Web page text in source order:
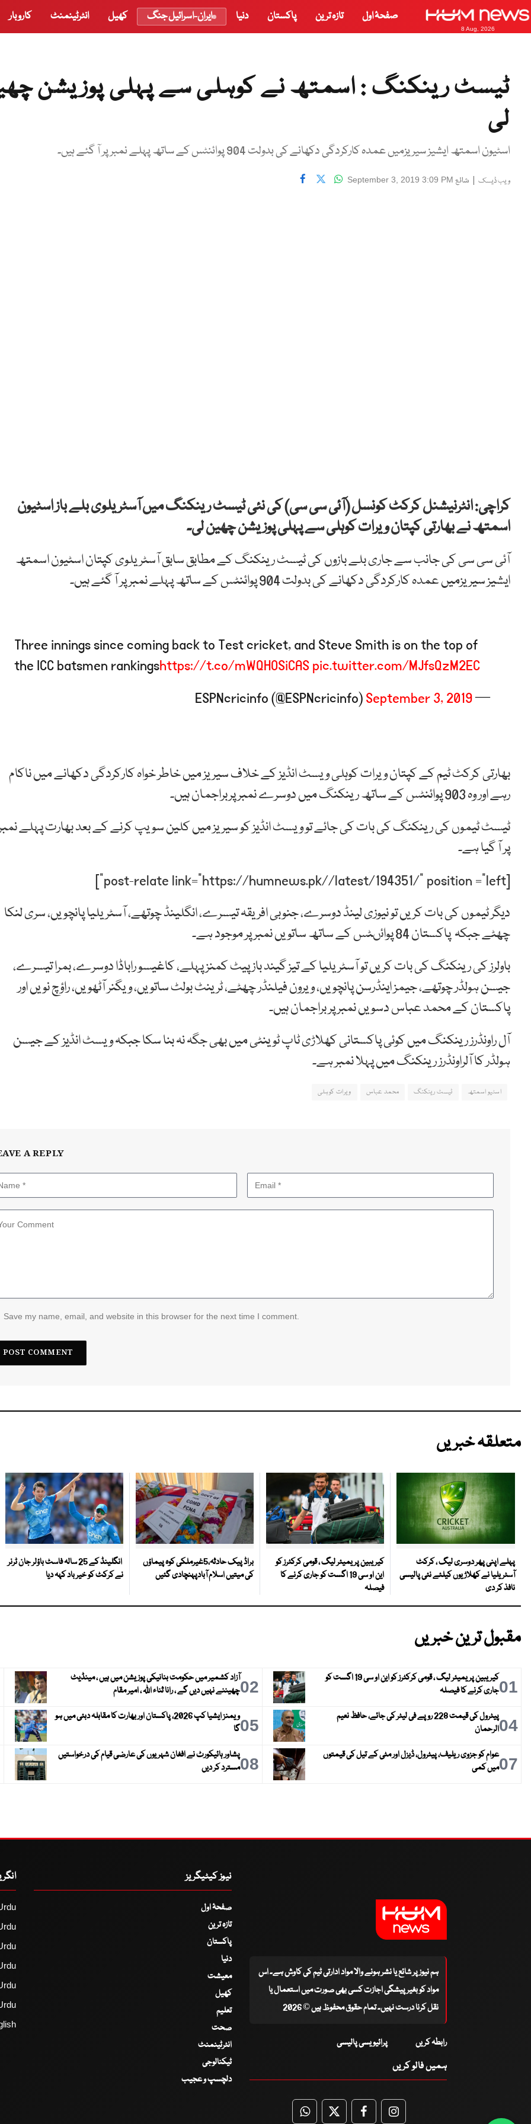
8 Aug, 2026
صفحۂ اول تازہ ترین پاکستان دنیا ایران-اسرائیل جنگ کھیل انٹرٹینمنٹ کاروبار
ٹیسٹ رینکنگ : اسمتھ نے کوہلی سے پہلی پوزیشن
لی
اسٹیون اسمتھ ایشیز سیریزمیں عمدہ کارکردگی دکھانے کی بدولت 904 پوائنٹس کے ساتھ پہلے نمبر پر آ گئے ہیں۔
ویب ڈیسک | شائع September 3, 2019 3:09 PM
کراچی: انٹرنیشنل کرکٹ کونسل (آئی سی سی) کی نئی ٹیسٹ رینکنگ میں آسٹریلوی بلے باز اسٹیون
اسمتھ نے بھارتی کپتان ویرات کوہلی سے پہلی پوزیشن چھین لی۔
آئی سی سی کی جانب سے جاری بلے بازوں کی ٹیسٹ رینکنگ کے مطابق سابق آسٹریلوی کپتان اسٹیون اسمتھ
ایشیز سیریزمیں عمدہ کارکردگی دکھانے کی بدولت 904 پوائنٹس کے ساتھ پہلے نمبر پر آ گئے ہیں۔
Three innings since coming back to Test cricket, and Steve Smith is on the top of
the ICC batsmen rankingshttps://t.co/mWQHOSiCASpic.twitter.com/MJfsQzM2EC
— ESPNcricinfo (@ESPNcricinfo)
September 3, 2019
بھارتی کرکٹ ٹیم کے کپتان ویرات کوہلی ویسٹ انڈیز کے خلاف سیریز میں خاطر خواہ کارکردگی دکھانے میں ناکام
رہے اور وہ 903 پوائنٹس کے ساتھ رینکنگ میں دوسرے نمبر پربراجمان ہیں۔
ٹیسٹ ٹیموں کی رینکنگ کی بات کی جائے تو ویسٹ انڈیز کو سیریز میں کلین سویپ کرنے کے بعد بھارت پہلے
پر آ گیا ہے۔
[post-relate link=”https://humnews.pk//latest/194351/” position =”left”]
دیگر ٹیموں کی بات کریں تو نیوزی لینڈ دوسرے، جنوبی افریقہ تیسرے، انگلینڈ چوتھے، آسٹریلیا پانچویں، سری لنکا
چھٹے جبکہ پاکستان 84 پوائںٹس کے ساتھ ساتویں نمبر پر موجود ہے۔
باولرز کی رینکنگ کی بات کریں تو آسٹریلیا کے تیز گیند باز پیٹ کمنز پہلے، کاغیسو راباڈا دوسرے، بمرا تیسرے،
جیسن ہولڈر چوتھے، جیمز اینڈرسن پانچویں، ویرون فیلنڈر چھٹے، ٹرینٹ بولٹ ساتویں، ویگنر آٹھویں، راؤچ نویں اور
پاکستان کے محمد عباس دسویں نمبر پر براجمان ہیں۔
آل راونڈرز رینکنگ میں کوئی پاکستانی کھلاڑی ٹاپ ٹوینٹی میں بھی جگہ نہ بنا سکا جبکہ ویسٹ انڈیز کے جیسن
ہولڈر کا آلراونڈرز رینکنگ میں پہلا نمبر ہے۔
اسٹیو اسمتھ ٹیسٹ رینکنگ محمد عباس ویرات کوہلی
A REPLY
Save my name, email, and website in this browser for the next time I comment.
متعلقہ خبریں
پہلے اپنی پھر دوسری لیگ ، کرکٹ
آسٹریلیا نے کھلاڑیوں کیلئے نئی پالیسی
نافذ کر دی
کیریبین پریمیئر لیگ ، قومی کرکٹرز کو
این او سی 19 اگست کو جاری کرنے کا
فیصلہ
براڈ پیک حادثہ،5غیرملکی کوہ پیماؤں
کی میتیں اسلام آبادپہنچادی گئیں
انگلینڈ کے 25 سالہ فاسٹ باؤلر جان ٹرنر
نے کرکٹ کو خیر باد کہہ دیا
مقبول ترین خبریں
01
کیریبین پریمیئر لیگ ، قومی کرکٹرز کو این او سی 19 اگست کو
جاری کرنے کا فیصلہ
02آزاد کشمیر میں حکومت بنانیکی پوزیشن میں ہیں ، مینڈیٹ
چھیننے نہیں دیں گے ، رانا ثناء اللہ ، امیر مقام
04
پیٹرول کی قیمت 228 روپے فی لیٹر کی جائے، حافظ نعیم
الرحمان
05
ویمنز ایشیا کپ 2026، پاکستان اور بھارت کا مقابلہ دبئی میں ہو
گا
07عوام کو جزوی ریلیف، پیٹرول، ڈیزل اور مٹی کے تیل کی قیمتوں
میں کمی
08پشاور ہائیکورٹ نے افغان شہریوں کی عارضی قیام کی درخواستیں
مسترد کر دیں
ہم نیوز پر شائع یا نشر ہونے والا مواد ادارتی ٹیم کی کاوش ہے۔ اس
مواد کو بغیر پیشگی اجازت کسی بھی صورت میں استعمال یا
نقل کرنا درست نہیں۔ تمام حقوق محفوظ ہیں © 2026
رابطہ کریں پرائیویسی پالیسی
ہمیں فالو کریں
WhatsApp
TwitterFacebookFacebook
نیوز کیٹیگریز
صفحۂ اول
تازہ ترین
پاکستان
دنیا
معیشت
کھیل
تعلیم
صحت
انٹرٹینمنٹ
ٹیکنالوجی
دلچسپ و عجیب